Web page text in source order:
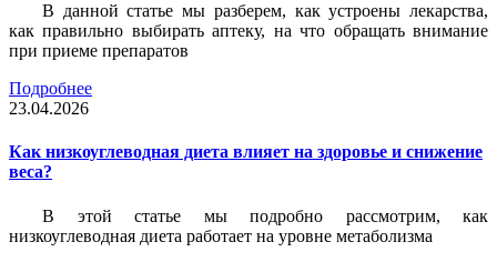
В данной статье мы разберем, как устроены лекарства,
как правильно выбирать аптеку, на что обращать внимание
при приеме препаратов
Подробнее
23.04.2026
Как низкоуглеводная диета влияет на здоровье и снижение
веса?
В этой статье мы подробно рассмотрим, как
низкоуглеводная диета работает на уровне метаболизма